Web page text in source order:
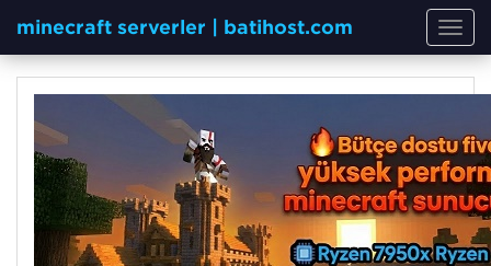
minecraft serverler | batihost.com